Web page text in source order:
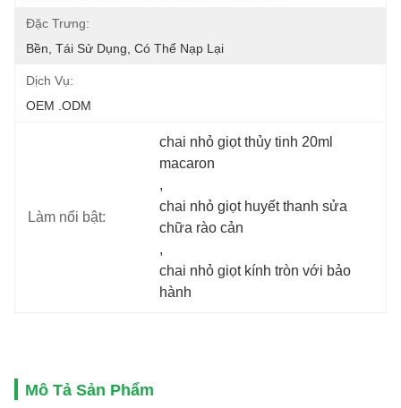
Đặc Trưng:
Bền, Tái Sử Dụng, Có Thể Nạp Lại
Dịch Vụ:
OEM .ODM
Làm nổi bật:
chai nhỏ giọt thủy tinh 20ml
macaron
,
chai nhỏ giọt huyết thanh sửa
chữa rào cản
,
chai nhỏ giọt kính tròn với bảo
hành
Mô Tả Sản Phẩm